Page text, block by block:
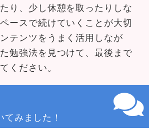
り、少し休憩を取ったりしな
ースで続けていくことが大切
テンツをうまく活用しなが
勉強法を見つけて、最後まで
ください。
みました！